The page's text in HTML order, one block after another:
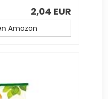
2,04 EUR
Amazon